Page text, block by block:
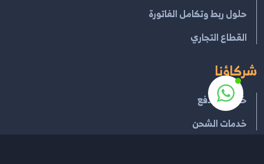
حلول ربط وتكامل الفاتورة
القطاع التجاري
شركاؤنا
خدمات الدفع
خدمات الشحن